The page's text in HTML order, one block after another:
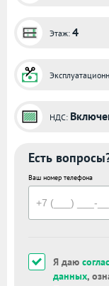
Этаж: 4
НДС:
Есть
Ваш номер телефона
Я даю
данных,